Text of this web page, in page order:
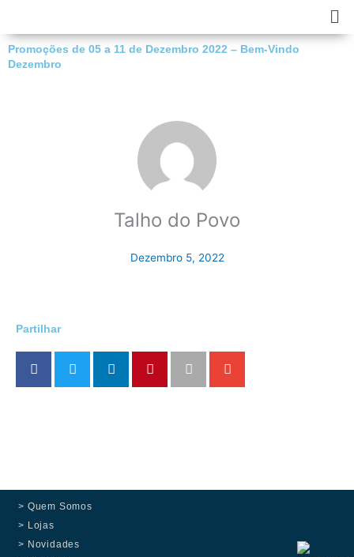
content
Promoções de 05 a 11 de Dezembro 2022 – Bem-Vindo
Dezembro
Talho do Povo
Dezembro 5, 2022
Partilhar
> Quem Somos
> Lojas
> Novidades